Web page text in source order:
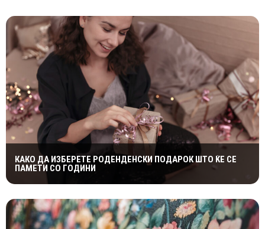
КАКО ДА ИЗБЕРЕТЕ РОДЕНДЕНСКИ ПОДАРОК ШТО ЌЕ СЕ
ПАМЕТИ СО ГОДИНИ